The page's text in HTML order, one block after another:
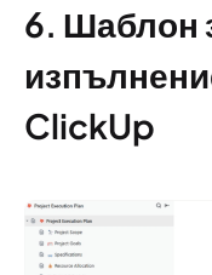
6. Шаблон
ClickUp